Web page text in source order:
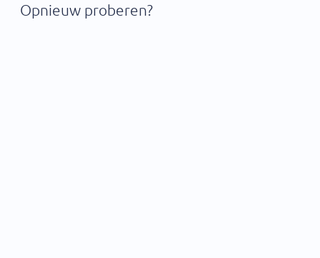
Opnieuw proberen?